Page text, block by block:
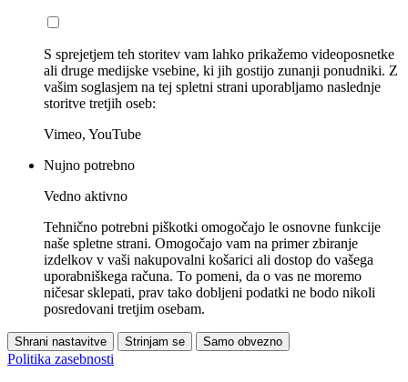
S sprejetjem teh storitev vam lahko prikažemo videoposnetke
ali druge medijske vsebine, ki jih gostijo zunanji ponudniki. Z
vašim soglasjem na tej spletni strani uporabljamo naslednje
storitve tretjih oseb:
Vimeo, YouTube
Nujno potrebno
Vedno aktivno
Tehnično potrebni piškotki omogočajo le osnovne funkcije
naše spletne strani. Omogočajo vam na primer zbiranje
izdelkov v vaši nakupovalni košarici ali dostop do vašega
uporabniškega računa. To pomeni, da o vas ne moremo
ničesar sklepati, prav tako dobljeni podatki ne bodo nikoli
posredovani tretjim osebam.
Shrani nastavitve Strinjam se Samo obvezno
Politika zasebnosti